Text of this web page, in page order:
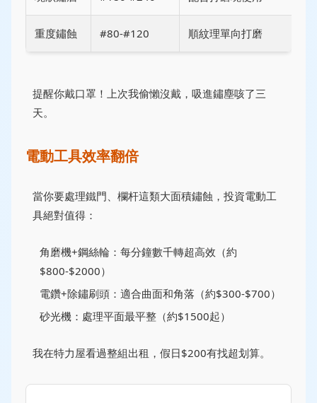
重度鏽蝕 #80-#120 順紋理單向打磨
提醒你戴口罩！上次我偷懶沒戴，吸進鏽塵咳了三
天。
電動工具效率翻倍
當你要處理鐵門、欄杆這類大面積鏽蝕，投資電動工
具絕對值得：
角磨機+鋼絲輪：每分鐘數千轉超高效（約
$800-$2000）
電鑽+除鏽刷頭：適合曲面和角落（約$300-$700）
砂光機：處理平面最平整（約$1500起）
我在特力屋看過整組出租，假日$200有找超划算。